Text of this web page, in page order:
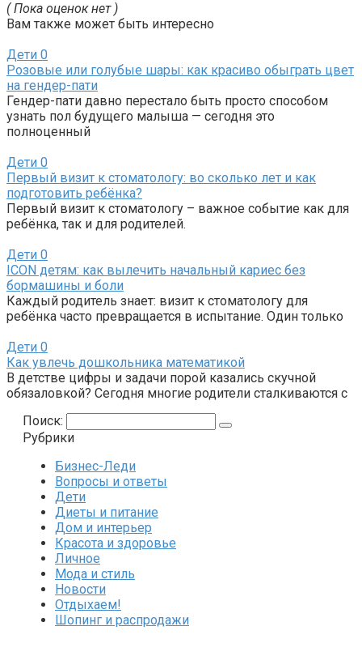
( Пока оценок нет )
Вам также может быть интересно
Дети 0
Розовые или голубые шары: как красиво обыграть цвет
на гендер-пати
Гендер-пати давно перестало быть просто способом
узнать пол будущего малыша — сегодня это
полноценный
Дети 0
Первый визит к стоматологу: во сколько лет и как
подготовить ребёнка?
Первый визит к стоматологу – важное событие как для
ребёнка, так и для родителей.
Дети 0
ICON детям: как вылечить начальный кариес без
бормашины и боли
Каждый родитель знает: визит к стоматологу для
ребёнка часто превращается в испытание. Один только
Дети 0
Как увлечь дошкольника математикой
В детстве цифры и задачи порой казались скучной
обязаловкой? Сегодня многие родители сталкиваются с
Поиск:
Рубрики
Бизнес-Леди
Вопросы и ответы
Дети
Диеты и питание
Дом и интерьер
Красота и здоровье
Личное
Мода и стиль
Новости
Отдыхаем!
Шопинг и распродажи